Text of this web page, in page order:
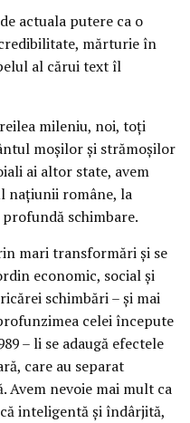
actuala putere ca o
mărturie în
al cărui text îl
mileniu, noi, toţi
moşilor şi strămoşilor
ai altor state, avem
naţiunii române, la
schimbare.
mari transformări şi se
economic, social şi
schimbări – şi mai
celei începute
– li se adaugă efectele
care au separat
Avem nevoie mai mult ca
inteligentă şi îndârjită,